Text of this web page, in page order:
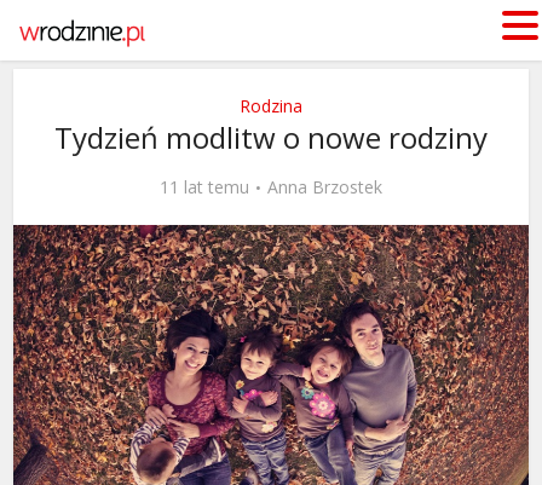
Rodzina
Tydzień modlitw o nowe rodziny
11 lat temu Anna Brzostek